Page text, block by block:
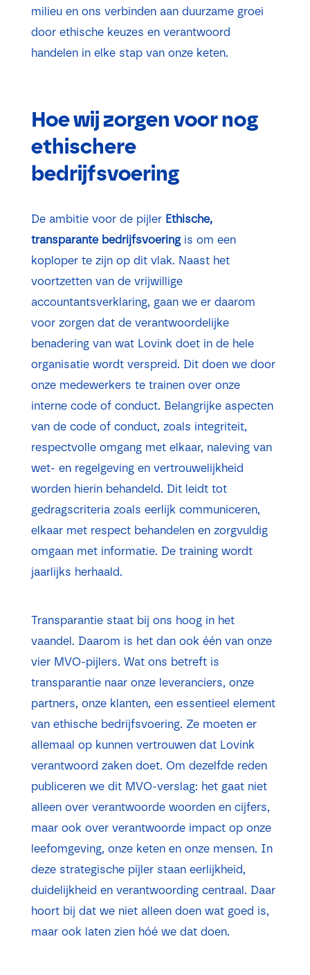
milieu en ons verbinden aan duurzame groei
door ethische keuzes en verantwoord
handelen in elke stap van onze keten.
Hoe wij zorgen voor nog
ethischere
bedrijfsvoering
De ambitie voor de pijler Ethische,
transparante bedrijfsvoering is om een
koploper te zijn op dit vlak. Naast het
voortzetten van de vrijwillige
accountantsverklaring, gaan we er daarom
voor zorgen dat de verantwoordelijke
benadering van wat Lovink doet in de hele
organisatie wordt verspreid. Dit doen we door
onze medewerkers te trainen over onze
interne code of conduct. Belangrijke aspecten
van de code of conduct, zoals integriteit,
respectvolle omgang met elkaar, naleving van
wet- en regelgeving en vertrouwelijkheid
worden hierin behandeld. Dit leidt tot
gedragscriteria zoals eerlijk communiceren,
elkaar met respect behandelen en zorgvuldig
omgaan met informatie. De training wordt
jaarlijks herhaald.
Transparantie staat bij ons hoog in het
vaandel. Daarom is het dan ook één van onze
vier MVO-pijlers. Wat ons betreft is
transparantie naar onze leveranciers, onze
partners, onze klanten, een essentieel element
van ethische bedrijfsvoering. Ze moeten er
allemaal op kunnen vertrouwen dat Lovink
verantwoord zaken doet. Om dezelfde reden
publiceren we dit MVO-verslag: het gaat niet
alleen over verantwoorde woorden en cijfers,
maar ook over verantwoorde impact op onze
leefomgeving, onze keten en onze mensen. In
deze strategische pijler staan eerlijkheid,
duidelijkheid en verantwoording centraal. Daar
hoort bij dat we niet alleen doen wat goed is,
maar ook laten zien hóé we dat doen.